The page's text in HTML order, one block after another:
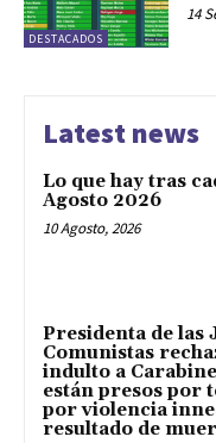
DESTACADOS
14
Latest news
Lo que hay tras
Agosto 2026
10 Agosto, 2026
Presidenta de las
Comunistas
indulto a
están presos por
por violencia
resultado de